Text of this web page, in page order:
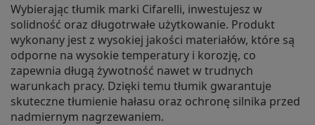
Wybierając tłumik marki Cifarelli, inwestujesz w
solidność oraz długotrwałe użytkowanie. Produkt
wykonany jest z wysokiej jakości materiałów, które są
odporne na wysokie temperatury i korozję, co
zapewnia długą żywotność nawet w trudnych
warunkach pracy. Dzięki temu tłumik gwarantuje
skuteczne tłumienie hałasu oraz ochronę silnika przed
nadmiernym nagrzewaniem.